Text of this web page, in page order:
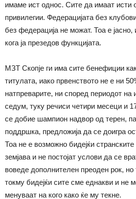
имаме ист однос. Сите да имаат исти
привилегии. Федерацијата без
без федерација не можат. Тоа е јасно,
кога ја презедов функцијата.
МЗТ Скопје ги има сите бенефиции
титулата, иако првенството не е ни
натпреварите, ни според периодот
седум, туку речиси четири месеци и
се добие шампион надвор од терен, па
поддршка, предложија да се доигра
Тоа не е возможно бидејќи
земјава и не постојат услови да се
воведе дополнителен преоден рок,
токму бидејќи сите сме еднакви и не
менуваат на кого како ќе му текне.